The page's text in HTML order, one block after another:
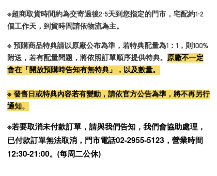
※超商取貨時間約為交寄過後2-5天到您指定的門市，宅配約1-2
個工作天，到貨時間請依物流為主。
※ 預購商品特典請以原廠公布為準，若特典配量為1：1，則100%
附送，若有配量問題，將依照訂單順序提供特典。 原廠不一定
會在「開放預購時告知有無特典」，以及數量。
※ 發售日或特典內容若有變動，請依官方公告為準，將不再另行
通知。
※若要取消未付款訂單，請與我們告知，我們會協助處理，
已付款訂單無法取消，門市電話02-2955-5123，營業時間
12:30-21:00。(每周二公休)